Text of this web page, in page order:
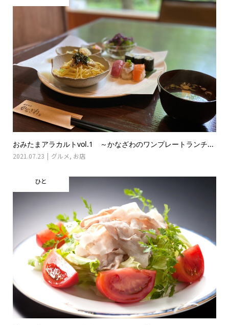
おみたまアラカルトvol.1 ～かなざわのワンプレートランチ...
2021.07.23 グルメ, お店
ひと